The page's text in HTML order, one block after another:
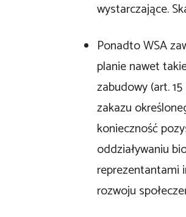
wystarczające.
Ponadto WSA
planie nawet
zabudowy (art.
zakazu
konieczność
oddziaływaniu
reprezentantami
rozwoju